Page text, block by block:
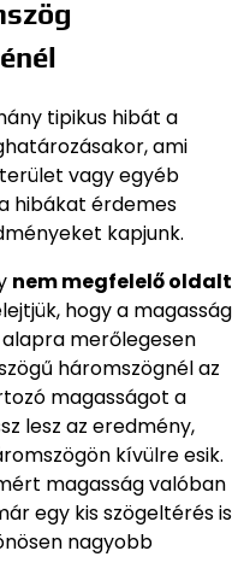
tipikus hibát a
ami
vagy egyéb
hibákat érdemes
kapjunk.
nem megfelelő oldalt
hogy a magasság
merőlegesen
háromszögnél az
magasságot a
lesz az eredmény,
kívülre esik.
magasság valóban
egy kis szögeltérés is
nagyobb